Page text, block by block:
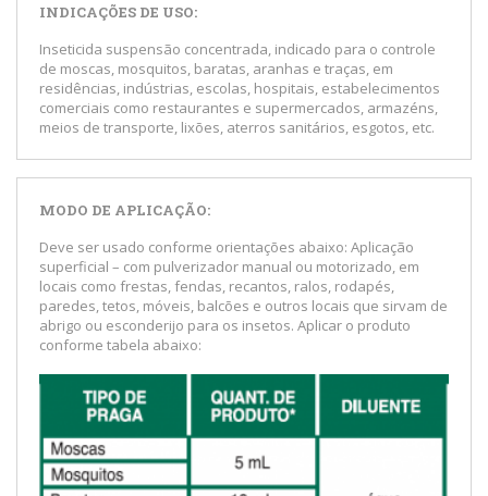
INDICAÇÕES DE USO:
Inseticida suspensão concentrada, indicado para o controle
de moscas, mosquitos, baratas, aranhas e traças, em
residências, indústrias, escolas, hospitais, estabelecimentos
comerciais como restaurantes e supermercados, armazéns,
meios de transporte, lixões, aterros sanitários, esgotos, etc.
MODO DE APLICAÇÃO:
Deve ser usado conforme orientações abaixo: Aplicação
superficial – com pulverizador manual ou motorizado, em
locais como frestas, fendas, recantos, ralos, rodapés,
paredes, tetos, móveis, balcões e outros locais que sirvam de
abrigo ou esconderijo para os insetos. Aplicar o produto
conforme tabela abaixo: